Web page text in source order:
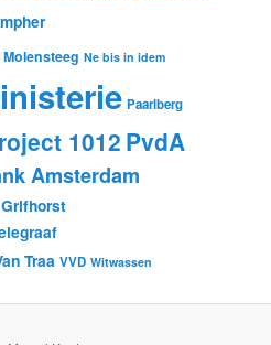
Molensteeg Ne bis in idem
Paarlberg
1012 PvdA
Amsterdam
Traa VVD Witwassen